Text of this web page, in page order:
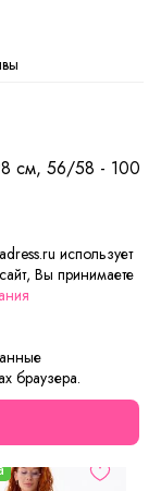
см, 56/58 - 100
себя легко и
силуэта с
вырез –
представлен
использует
Вы принимаете
браузера.